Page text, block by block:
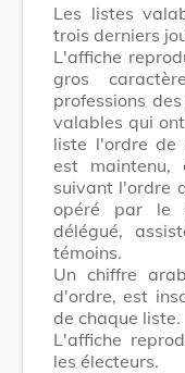
Les listes
trois derniers
L'affiche
gros
professions
valables qui
liste l'ordre de
est
suivant l'ordre
opéré par le
délégué,
témoins.
Un chiffre
d'ordre, est
de chaque liste.
L'affiche
les électeurs.